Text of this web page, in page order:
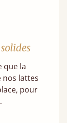
que la
nos lattes
pour